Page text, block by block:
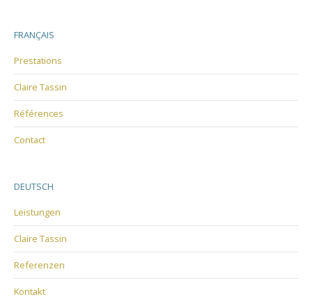
FRANÇAIS
Prestations
Claire Tassin
Références
Contact
DEUTSCH
Leistungen
Claire Tassin
Referenzen
Kontakt